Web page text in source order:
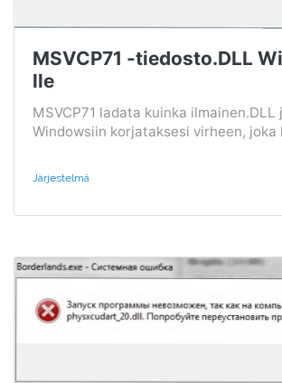
MSVCP71 -tiedosto.DLL
lle
MSVCP71 ladata kuinka ilmainen.DLL
Windowsiin korjataksesi virheen, joka
Järjestelmä